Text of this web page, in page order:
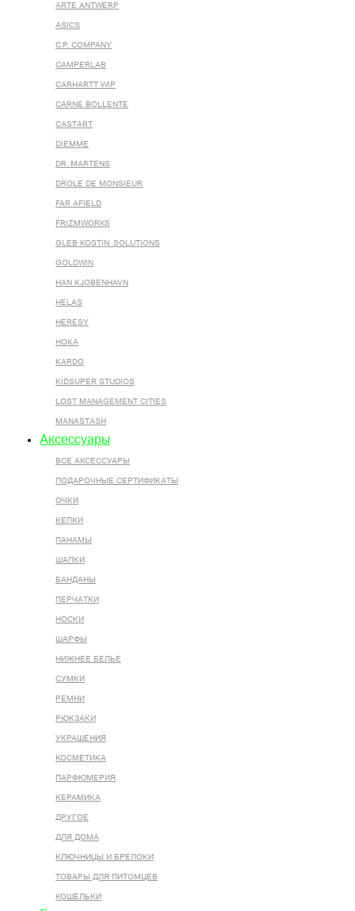
ARTE ANTWERP
ASICS
C.P. COMPANY
CAMPERLAB
CARHARTT WIP
CARNE BOLLENTE
CASTART
DIEMME
DR. MARTENS
DROLE DE MONSIEUR
FAR AFIELD
FRIZMWORKS
GLEB KOSTIN .SOLUTIONS
GOLDWIN
HAN KJOBENHAVN
HELAS
HERESY
HOKA
KARDO
KIDSUPER STUDIOS
LOST MANAGEMENT CITIES
MANASTASH
Аксессуары
ВСЕ AКСЕССУАРЫ
ПОДАРОЧНЫЕ СЕРТИФИКАТЫ
ОЧКИ
КЕПКИ
ПАНАМЫ
ШАПКИ
БАНДАНЫ
ПЕРЧАТКИ
НОСКИ
ШАРФЫ
НИЖНЕЕ БЕЛЬЕ
СУМКИ
РЕМНИ
РЮКЗАКИ
УКРАШЕНИЯ
КОСМЕТИКА
ПАРФЮМЕРИЯ
КЕРАМИКА
ДРУГОЕ
ДЛЯ ДОМА
КЛЮЧНИЦЫ И БРЕЛОКИ
ТОВАРЫ ДЛЯ ПИТОМЦЕВ
КОШЕЛЬКИ